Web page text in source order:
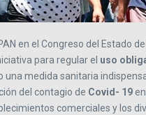
en el Congreso del Estado
para regular el uso
una medida sanitaria
del contagio de Covid- 19
comerciales y los